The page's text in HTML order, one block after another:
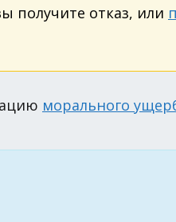
получите отказ, или
морального